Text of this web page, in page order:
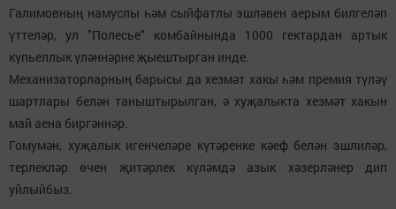
Галимовның намуслы һәм сыйфатлы эшләвен аерым билгеләп
үттеләр, ул "Полесье" комбайнында 1000 гектардан артык
күпьеллык үләннәрне җыештырган инде.
Механизаторларның барысы да хезмәт хакы һәм премия түләү
шартлары белән таныштырылган, ә хуҗалыкта хезмәт хакын
май аена биргәннәр.
Гомумән, хуҗалык игенчеләре күтәренке кәеф белән эшлиләр,
терлекләр өчен җитәрлек күләмдә азык хәзерләнер дип
уйлыйбыз.